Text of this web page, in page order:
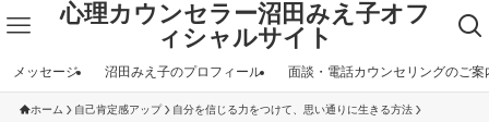
心理カウンセラー沼田みえ子オフ
ィシャルサイト
メッセージ 沼田みえ子のプロフィール 面談・電話カウンセリングのご案
ホーム 自己肯定感アップ 自分を信じる力をつけて、思い通りに生きる方法